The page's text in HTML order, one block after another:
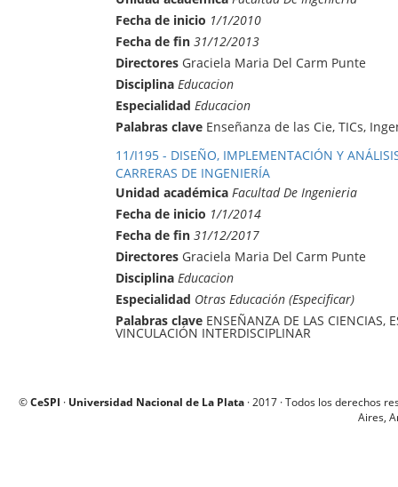
Fecha de inicio 1/1/2010
Fecha de fin 31/12/2013
Directores Graciela Maria Del Carm Punte
Disciplina Educacion
Especialidad Educacion
Palabras clave Enseñanza de las Cie, TICs,
11/I195 - DISEÑO, IMPLEMENTACIÓN Y
CARRERAS DE INGENIERÍA
Unidad académica Facultad De Ingenieria
Fecha de inicio 1/1/2014
Fecha de fin 31/12/2017
Directores Graciela Maria Del Carm Punte
Disciplina Educacion
Especialidad Otras Educación (Especificar)
Palabras clave ENSEÑANZA DE LAS CIENCIAS,
VINCULACIÓN INTERDISCIPLINAR
©CeSPI · Universidad Nacional de La Plata · 2017 · Todos los derechos
Aires,